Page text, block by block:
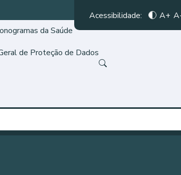
Acessibilidade: A+
da Saúde
de Proteção de Dados